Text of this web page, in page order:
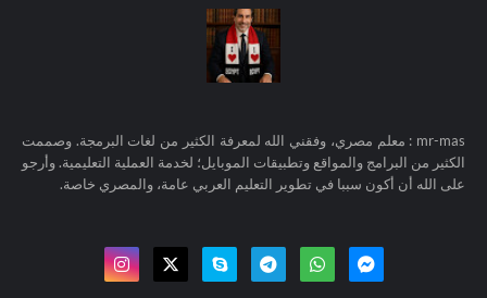
mr-mas : معلم مصري، وفقني الله لمعرفة الكثير من لغات البرمجة. وصممت
الكثير من البرامج والمواقع وتطبيقات الموبايل؛ لخدمة العملية التعليمية. وأرجو
على الله أن أكون سببا في تطوير التعليم العربي عامة، والمصري خاصة.